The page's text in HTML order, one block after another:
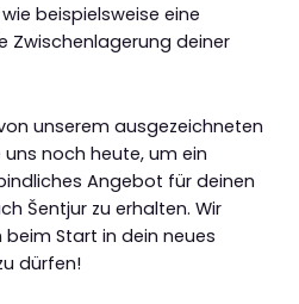
beispielsweise eine
Zwischenlagerung deiner
unserem ausgezeichneten
noch heute, um ein
Angebot für deinen
Šentjur zu erhalten. Wir
Start in dein neues
dürfen!